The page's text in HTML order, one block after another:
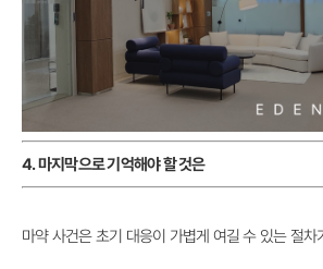
4. 마지막으로 기억해야 할 것은
마약 사건은 초기 대응이 가볍게 여길 수 있는 절차